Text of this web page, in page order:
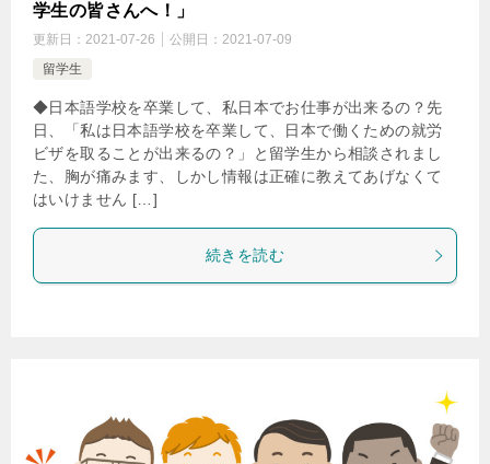
学生の皆さんへ！」
更新日： 2021-07-26 公開日： 2021-07-09
留学生
◆日本語学校を卒業して、私日本でお仕事が出来るの？先
日、「私は日本語学校を卒業して、日本で働くための就労
ビザを取ることが出来るの？」と留学生から相談されまし
た、胸が痛みます、しかし情報は正確に教えてあげなくて
はいけません […]
続きを読む